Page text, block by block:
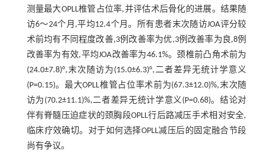
测量最大OPLL椎管占位率,并评估术后骨化的进展。结果随
访6～24个月,平均12.4个月。所有患者末次随访JOA评分较
术前均有不同程度改善,3例改善率为优,3例改善率为良,8例
改善率为有效,平均JOA改善率为46.1%。颈椎前凸角术前为
(24.0±7.8)°,末次随访为(15.0±6.3)°,二者差异无统计学意义
(P=0.15)。最大OPLL椎管占位率术前为(67.3±12.0)%,末次随
访为(70.2±11.1)%,二者差异无统计学意义(P=0.68)。结论对
伴有脊髓压迫症状的颈胸段OPLL行后路减压手术相对安全,
临床疗效确切。对于如何选择OPLL减压后的固定融合节段
尚有争议。